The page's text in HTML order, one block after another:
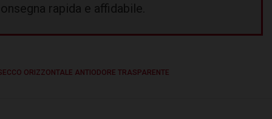
rapida e affidabile.
ORIZZONTALE ANTIODORE TRASPARENTE